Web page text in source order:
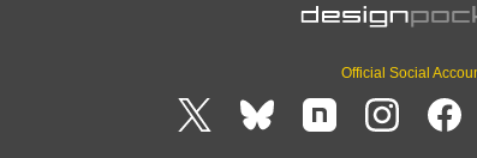
Official Social